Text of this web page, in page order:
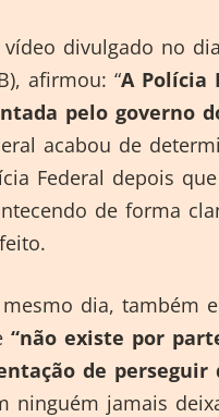
vídeo divulgado no
afirmou: “A Polícia
pelo governo
acabou de
Federal depois
de forma
dia, também
“não existe por
de perseguir
ninguém jamais